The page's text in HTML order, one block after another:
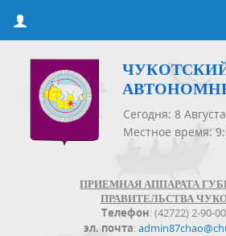
Сегодня: 8 Августа
Местное время:
ПРИЕМНАЯ АППАРАТА
ПРАВИТЕЛЬСТВА
Телефон: (42722) 2-90-
эл. почта: